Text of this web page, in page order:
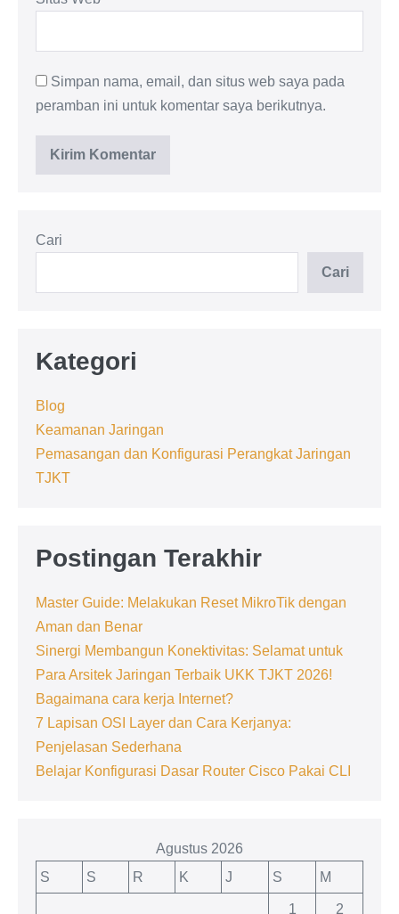
Simpan nama, email, dan situs web saya pada
peramban ini untuk komentar saya berikutnya.
Cari
Cari
Kategori
Blog
Keamanan Jaringan
Pemasangan dan Konfigurasi Perangkat Jaringan
TJKT
Postingan Terakhir
Master Guide: Melakukan Reset MikroTik dengan
Aman dan Benar
Sinergi Membangun Konektivitas: Selamat untuk
Para Arsitek Jaringan Terbaik UKK TJKT 2026!
Bagaimana cara kerja Internet?
7 Lapisan OSI Layer dan Cara Kerjanya:
Penjelasan Sederhana
Belajar Konfigurasi Dasar Router Cisco Pakai CLI
Agustus 2026
S
S R K J S M
1 2